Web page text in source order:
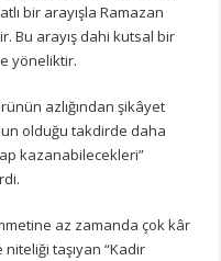
bir arayışla Ramazan
Bu arayış dahi kutsal bir
yöneliktir.
azlığından şikâyet
olduğu takdirde daha
kazanabilecekleri”
az zamanda çok kâr
taşıyan “Kadir